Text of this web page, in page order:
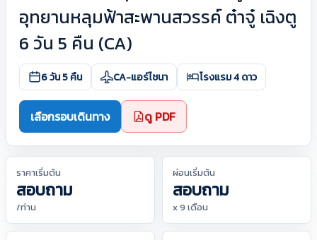
อุทยานหลุมฟ้าสะพานสวรรค์ ต๋าจู๋ เฉิงตู
6 วัน 5 คืน (CA)
6 วัน 5 คืน CA-แอร์ไชนา โรงแรม 4 ดาว
เลือกรอบเดินทาง ดู PDF
ราคาเริ่มต้น
สอบถาม
/ท่าน
ผ่อนเริ่มต้น
สอบถาม
x 9 เดือน